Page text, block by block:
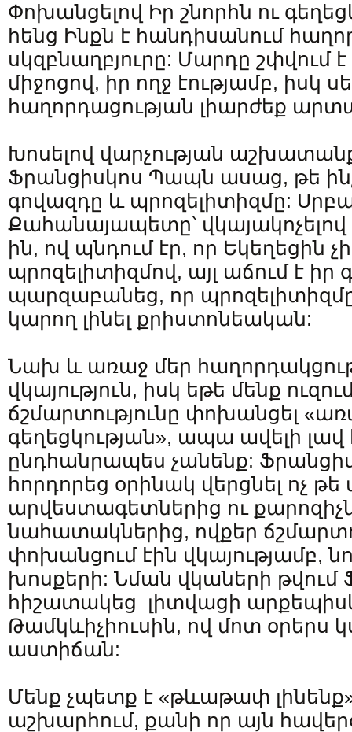
Փոխանցելով Իր շնորհն ու
հենց Ինքն է հանդիսանում
սկզբնաղբյուրը: Մարդը շփվում
միջոցով, իր ողջ էությամբ, իսկ
հաղորդացության լիարժեք
Խոսելով վարչության
Ֆրանցիսկոս Պապն ասաց, թե
գովազդը և պրոզելիտիզմը:
Քահանայապետը՝
ին, ով պնդում էր, որ Եկեղեցին
պրոզելիտիզմով, այլ աճում է իր
պարզաբանեց, որ
կարող լինել քրիստոնեական:
Նախ և առաջ մեր
վկայություն, իսկ եթե մենք
ճշմարտությունը փոխանցել
գեղեցկության», ապա ավելի լավ
ընդհանրապես չանենք:
հորդորեց օրինակ վերցնել ոչ թե
արվեստագետներից ու
նահատակներից, ովքեր
փոխանցում էին վկայությամբ,
խոսքերի: Նման վկաների
հիշատակեց լիտվացի
Թամկևիչիուսին, ով մոտ օրերս
աստիճան:
Մենք չպետք է «թևաթափ
աշխարհում, քանի որ այն